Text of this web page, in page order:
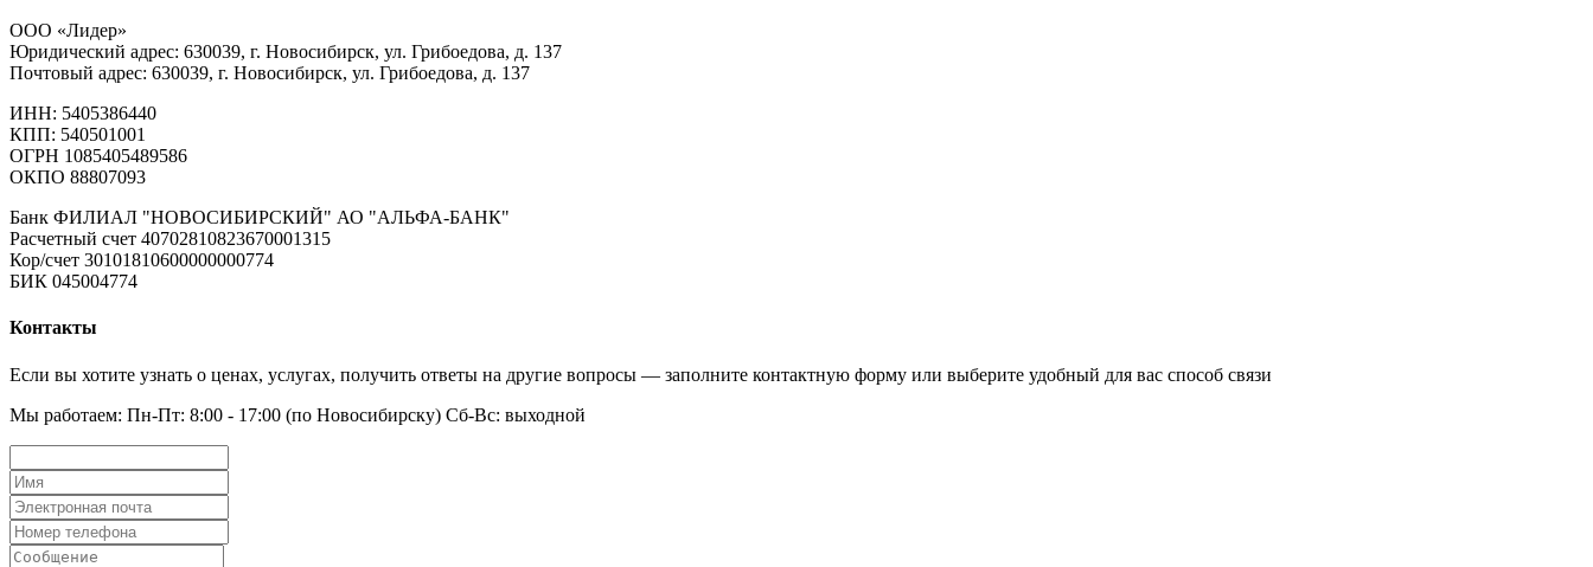
ООО «Лидер»
Юридический адрес: 630039, г. Новосибирск, ул. Грибоедова, д. 137
Почтовый адрес: 630039, г. Новосибирск, ул. Грибоедова, д. 137
ИНН: 5405386440
КПП: 540501001
ОГРН 1085405489586
ОКПО 88807093
Банк ФИЛИАЛ "НОВОСИБИРСКИЙ" АО "АЛЬФА-БАНК"
Расчетный счет 40702810823670001315
Кор/счет 30101810600000000774
БИК 045004774
Контакты
Если вы хотите узнать о ценах, услугах, получить ответы на другие вопросы — заполните контактную форму или выберите удобный для вас способ связи
Мы работаем: Пн-Пт: 8:00 - 17:00 (по Новосибирску) Сб-Вс: выходной